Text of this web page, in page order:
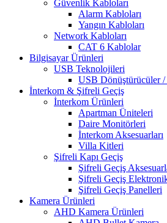
Güvenlik Kabloları
Alarm Kabloları
Yangın Kabloları
Network Kabloları
CAT 6 Kablolar
Bilgisayar Ürünleri
USB Teknolojileri
USB Dönüştürücüler
İnterkom & Şifreli Geçiş
İnterkom Ürünleri
Apartman Üniteleri
Daire Monitörleri
İnterkom Aksesuarları
Villa Kitleri
Şifreli Kapı Geçiş
Şifreli Geçiş
Şifreli Geçiş
Şifreli Geçiş Panelleri
Kamera Ürünleri
AHD Kamera Ürünleri